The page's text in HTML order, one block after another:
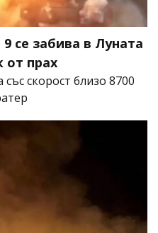
се забива в Луната
от прах
скорост близо 8700